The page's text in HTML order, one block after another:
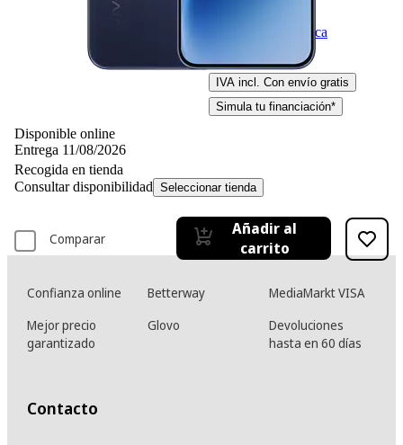
Ficha técnica
449,– €449,00€
IVA incl. Con envío gratis
Simula tu financiación*
Disponible online
Entrega 11/08/2026
Recogida en tienda
Consultar disponibilidad Seleccionar tienda
Comparar
Añadir al
carrito
Confianza online Betterway
MediaMarkt VISA
Mejor precio
garantizado
Glovo
Devoluciones
hasta en 60 días
Contacto